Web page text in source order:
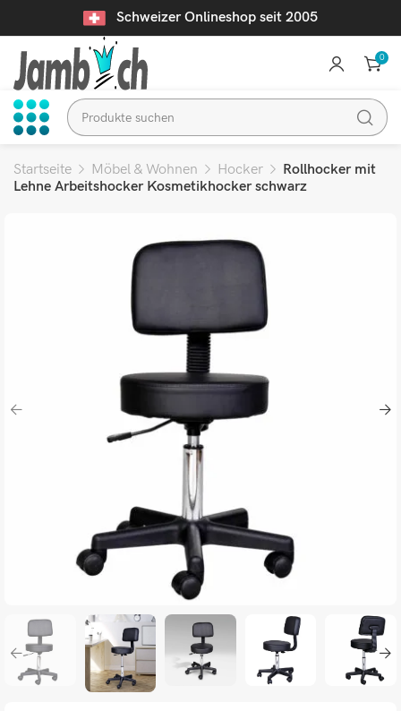
Schweizer Onlineshop seit 2005
0
Startseite Möbel & Wohnen Hocker
Rollhocker mit
Lehne Arbeitshocker Kosmetikhocker schwarz